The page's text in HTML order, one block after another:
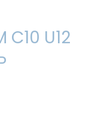
C10 U12